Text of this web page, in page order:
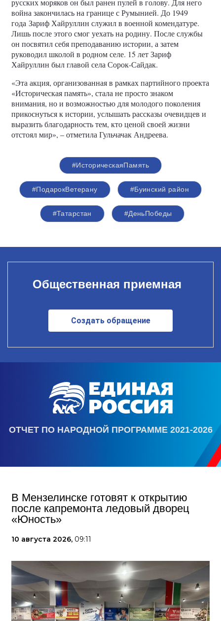
русских моряков он был ранен пулей в голову. Для него
война закончилась на границе с Румынией. До 1949
года Зариф Хайруллин служил в военной комендатуре.
Лишь после этого смог уехать на родину. После службы
он посвятил себя преподаванию истории, а затем
руководил школой в родном селе. 15 лет Зариф
Хайруллин был главой села Сорок-Сайдак.
«Эта акция, организованная в рамках партийного проекта
«Историческая память», стала не просто знаком
внимания, но и возможностью для молодого поколения
прикоснуться к истории, услышать рассказы очевидцев и
выразить благодарность тем, кто ценой своей жизни
отстоял мир», – отметила Гульчачак Андреева.
#ИсторическаяПамять
#ПодарокВетерану #Буинский район
#Татарстан #ДеньПобеды
Общественная приемная
Создать обращение
ОТЧЕТ ПО НАРОДНОЙ ПРОГРАММЕ 2021-2026
В Мензелинске готовят к открытию
после капремонта ледовый дворец
«Юность»
10 августа 2026, 09:11